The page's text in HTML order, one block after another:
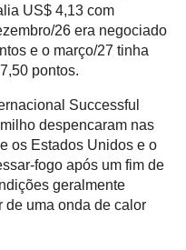
US$ 4,13 com
26 era negociado
e o março/27 tinha
pontos.
Successful
despencaram nas
os Estados Unidos e o
fogo após um fim de
geralmente
de uma onda de calor